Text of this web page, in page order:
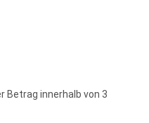
Betrag innerhalb von 3